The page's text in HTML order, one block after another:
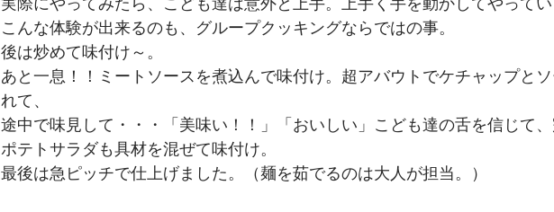
実際にやってみたら、こども達は意外と上手。上手く手を動かしてやって
こんな体験が出来るのも、グループクッキングならではの事。
後は炒めて味付け～。
あと一息！！ミートソースを煮込んで味付け。超アバウトでケチャップと
れて、
途中で味見して・・・「美味い！！」「おいしい」こども達の舌を信じて
ポテトサラダも具材を混ぜて味付け。
最後は急ピッチで仕上げました。（麺を茹でるのは大人が担当。）